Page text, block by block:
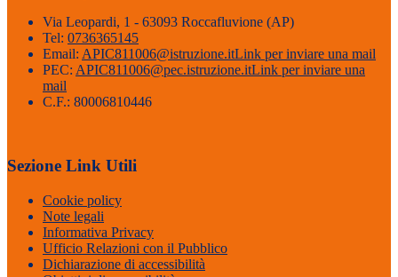
Via Leopardi, 1 - 63093 Roccafluvione (AP)
Tel: 0736365145
Email: APIC811006@istruzione.itLink per inviare una mail
PEC: APIC811006@pec.istruzione.itLink per inviare una
mail
C.F.: 80006810446
Sezione Link Utili
Cookie policy
Note legali
Informativa Privacy
Ufficio Relazioni con il Pubblico
Dichiarazione di accessibilità